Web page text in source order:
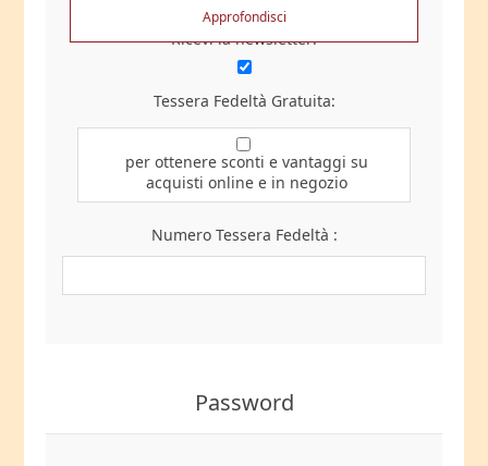
Ricevi la newsletter:
Tessera Fedeltà Gratuita:
per ottenere sconti e vantaggi su
acquisti online e in negozio
Numero Tessera Fedeltà :
Password
Approfondisci